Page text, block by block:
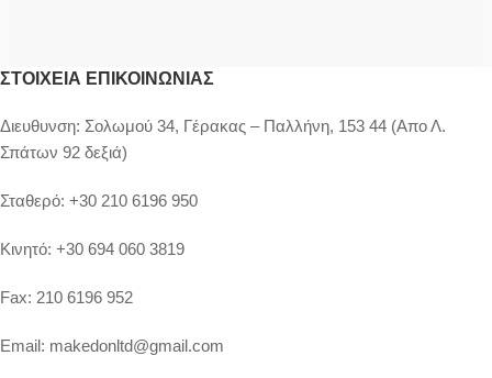
ΣΤΟΙΧΕΊΑ ΕΠΙΚΟΙΝΩΝΊΑΣ
Διευθυνση: Σολωμού 34, Γέρακας – Παλλήνη, 153 44 (Απο Λ.
Σπάτων 92 δεξιά)
Σταθερό: +30 210 6196 950
Κινητό: +30 694 060 3819
Fax: 210 6196 952
Email: makedonltd@gmail.com